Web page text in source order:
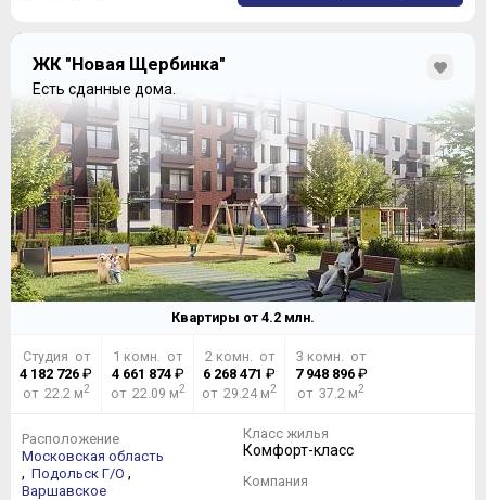
ЖК "Новая Щербинка"
Есть сданные дома.
Квартиры от 4.2 млн.
Студия от
4 182 726 ₽
от 22.2 м2
1 комн. от
4 661 874₽
от 22.09 м2
2 комн. от
6 268 471 ₽
от 29.24 м2
3 комн. от
7 948 896₽
от 37.2 м2
Расположение
Московская область
, Подольск Г/О ,
Варшавское
Класс жилья
Комфорт-класс
Компания